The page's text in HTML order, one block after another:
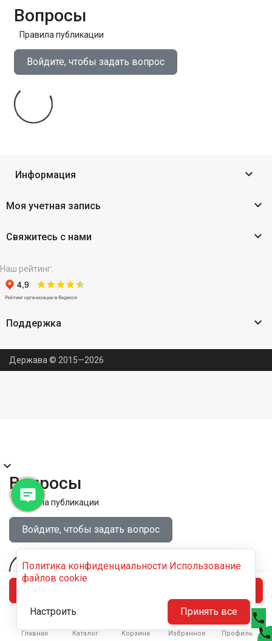
Вопросы
Правила публикации
Войдите, чтобы задать вопрос
Информация 
Моя учетная запись 
Свяжитесь с нами 
Наш рейтинг:
Поддержка 
Держава © 2015—2026
Политика конфиденциальности Использование
файлов cookie
Настроить Принять все
phone
phone
expand_more
Вопросы
Правила публикации
Войдите, чтобы задать вопрос
Главная Каталог Корзина

Избранное Профиль